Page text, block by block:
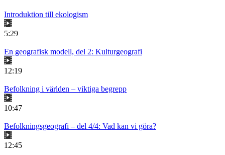
Introduktion till ekologism
5:29
En geografisk modell, del 2: Kulturgeografi
12:19
Befolkning i världen – viktiga begrepp
10:47
Befolkningsgeografi – del 4/4: Vad kan vi göra?
12:45